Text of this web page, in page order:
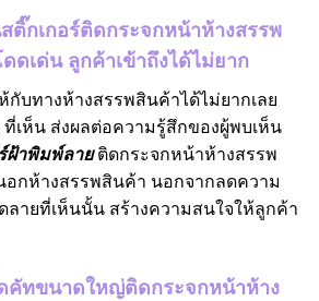
ติ๊กเกอร์ติดกระจกหน้าห้างสรรพ
ดเด่น ลูกค้าเข้าถึงได้ไม่ยาก
กับทางห้างสรรพสินค้าได้ไม่ยากเลย
ที่เห็น ส่งผลต่อความรู้สึกของผู้พบเห็น
ฝ้าพิมพ์ลายติดกระจกหน้าห้างสรรพ
อกห้างสรรพสินค้า นอกจากลดความ
ลายที่เห็นนั้น สร้างความสนใจให้ลูกค้า
คัทขนาดใหญ่ติดกระจกหน้าห้าง